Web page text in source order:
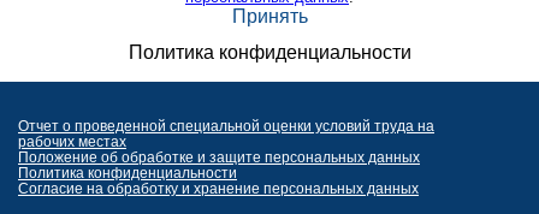
Принять
Политика конфиденциальности
Отчет о проведенной специальной оценки условий труда на
рабочих местах
Положение об обработке и защите персональных данных
Политика конфиденциальности
Согласие на обработку и хранение персональных данных